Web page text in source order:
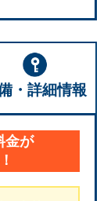
・詳細情報
金が